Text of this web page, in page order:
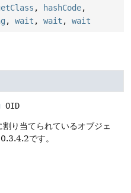
, hashCode,
, wait , wait , wait
OID
り当てられているオブジェ
です。